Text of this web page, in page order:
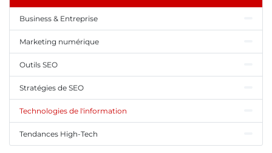
Business & Entreprise
Marketing numérique
Outils SEO
Stratégies de SEO
Technologies de l'information
Tendances High-Tech